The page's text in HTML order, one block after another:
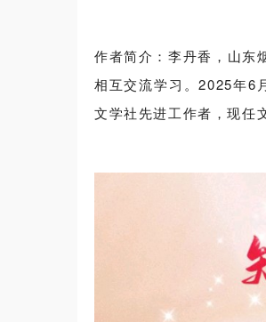
作者简介：李丹香，山东
相互交流学习。2025年6
文学社先进工作者，现任